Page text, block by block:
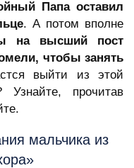
Папа оставил
. А потом вполне
на высший пост
чтобы занять
выйти из этой
прочитав
мальчика из